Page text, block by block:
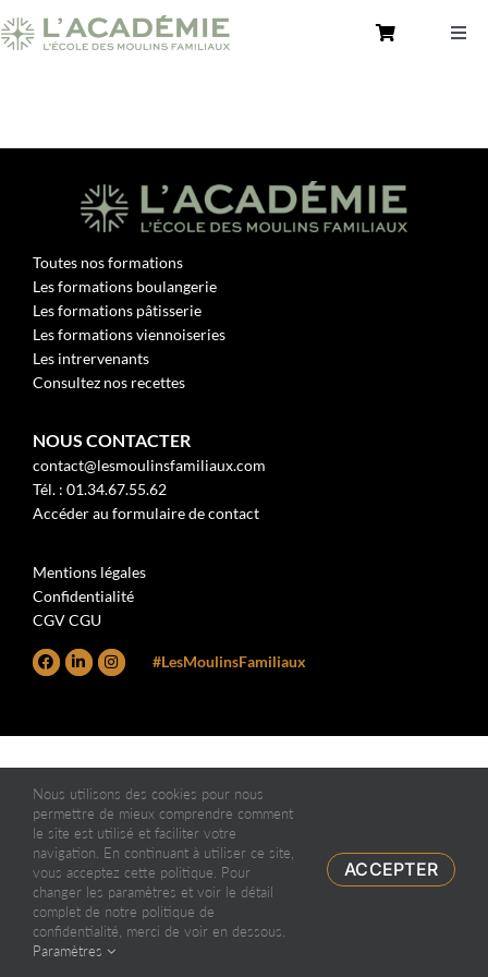
au
contenu
Une École Pratique – Académie des Moulins
Consultez nos recettes
Mon Compte
Rechercher:
Toutes nos formations
Les formations boulangerie
Les formations pâtisserie
Les formations viennoiseries
Les intrervenants
Consultez nos recettes
NOUS CONTACTER
contact@lesmoulinsfamiliaux.com
Tél. : 01.34.67.55.62
Accéder au formulaire de contact
Mentions légales
Confidentialité
CGV CGU
#LesMoulinsFamiliaux
Nous utilisons des cookies pour nous
permettre de mieux comprendre comment
le site est utilisé et faciliter votre
navigation. En continuant à utiliser ce site,
vous acceptez cette politique. Pour
changer les paramètres et voir le détail
complet de notre politique de
confidentialité, merci de voir en dessous.
Paramètres
ACCEPTER